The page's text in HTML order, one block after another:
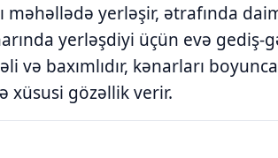
məhəllədə yerləşir, ətrafında
yerləşdiyi üçün evə gediş-
və baxımlıdır, kənarları boyunca
xüsusi gözəllik verir.